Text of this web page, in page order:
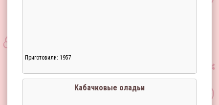
Приготовили: 1957
Кабачковые оладьи